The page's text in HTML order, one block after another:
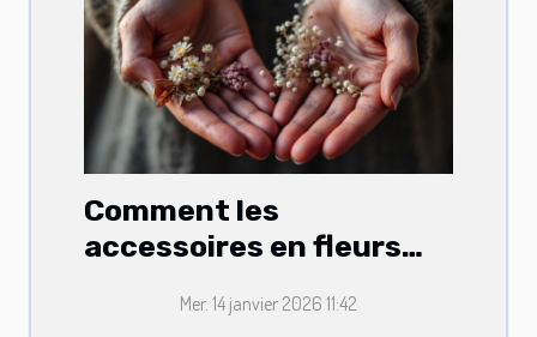
Comment les
accessoires en fleurs
personnalité?
Mer. 14 janvier 2026 11:42